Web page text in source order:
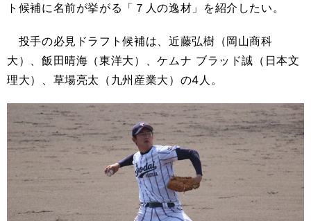
ト候補に名前が挙がる「７人の逸材」を紹介したい。
投手の必見ドラフト候補は、近藤弘樹（岡山商科
大）、飯田晴海（東洋大）、ケムナ ブラッド誠（日本文
理大）、草場亮太（九州産業大）の4人。